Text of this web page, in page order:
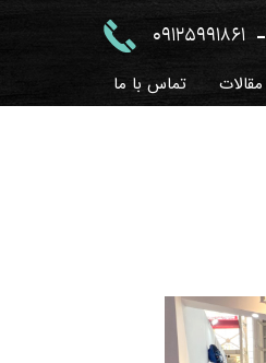
مقالات تماس با ما
09125991861 -